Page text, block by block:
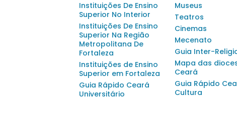
Instituições De Ensino
Superior No Interior
Instituições De Ensino
Superior Na Região
Metropolitana De
Fortaleza
Instituições de Ensino
Superior em Fortaleza
Guia Rápido Ceará
Universitário
Museus
Teatros
Cinemas
Mecenato
Guia Inter-
Mapa das
Ceará
Guia Rápido
Cultura